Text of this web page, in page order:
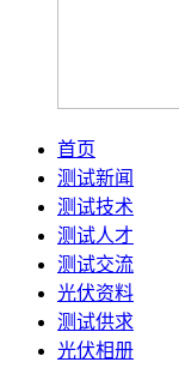
首页
测试新闻
测试技术
测试人才
测试交流
光伏资料
测试供求
光伏相册